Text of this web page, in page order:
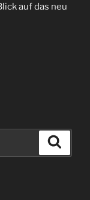
auf das neu